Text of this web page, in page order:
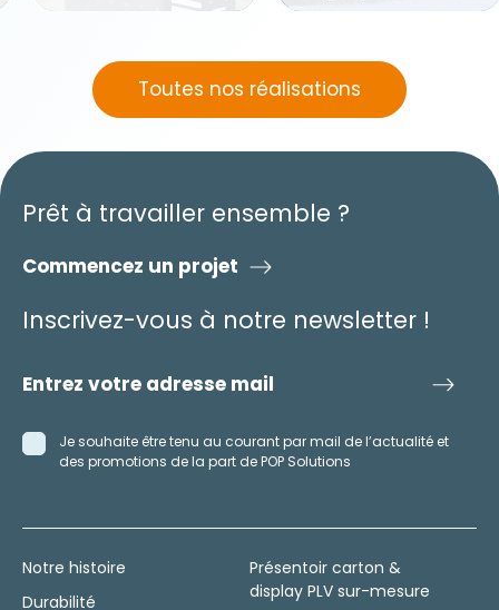
Toutes nos réalisations
Prêt à travailler ensemble ?
Commencez un projet
Inscrivez-vous à notre newsletter !
Je souhaite être tenu au courant par mail de l’actualité et
des promotions de la part de POP Solutions
Notre histoire
Durabilité
Présentoir carton &
display PLV sur-mesure